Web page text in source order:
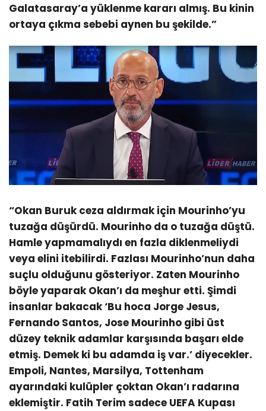
Galatasaray’a yüklenme kararı almış. Bu kinin
ortaya çıkma sebebi aynen bu şekilde.”
“Okan Buruk ceza aldırmak için Mourinho’yu
tuzağa düşürdü. Mourinho da o tuzağa düştü.
Hamle yapmamalıydı en fazla diklenmeliydi
veya elini itebilirdi. Fazlası Mourinho’nun daha
suçlu olduğunu gösteriyor. Zaten Mourinho
böyle yaparak Okan’ı da meşhur etti. Şimdi
insanlar bakacak ‘Bu hoca Jorge Jesus,
Fernando Santos, Jose Mourinho gibi üst
düzey teknik adamlar karşısında başarı elde
etmiş. Demek ki bu adamda iş var.’ diyecekler.
Empoli, Nantes, Marsilya, Tottenham
ayarındaki kulüpler çoktan Okan’ı radarına
eklemiştir. Fatih Terim sadece UEFA Kupası